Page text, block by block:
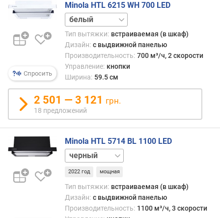
Б
)
м
а
с
и
м
а
л
ь
н
й
р
о
Спросить
Minola HTL 6215 WH 700 LED
нержавейка
черный
Тип вытяжки: встраиваемая (в шкаф)
Дизайн: с выдвижной панелью
Производительность: 700 м³/ч, 2 скорости
Управление: кнопки
Ширина: 59.5 см
2 501 — 3 121 грн.
18 предложений
Minola HTL 5714 BL 1100 LED
белый
2022 год мощная
Тип вытяжки: встраиваемая (в шкаф)
Дизайн: с выдвижной панелью
Производительность: 1100 м³/ч, 3 скорости